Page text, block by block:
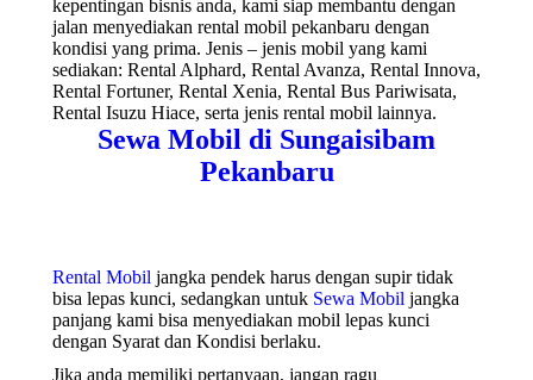
kepentingan bisnis anda, kami siap membantu dengan
jalan menyediakan rental mobil pekanbaru dengan
kondisi yang prima. Jenis – jenis mobil yang kami
sediakan: Rental Alphard, Rental Avanza, Rental Innova,
Rental Fortuner, Rental Xenia, Rental Bus Pariwisata,
Rental Isuzu Hiace, serta jenis rental mobil lainnya.
Sewa Mobil di Sungaisibam
Pekanbaru
Rental Mobil jangka pendek harus dengan supir tidak
bisa lepas kunci, sedangkan untuk Sewa Mobil jangka
panjang kami bisa menyediakan mobil lepas kunci
dengan Syarat dan Kondisi berlaku.
Jika anda memiliki pertanyaan, jangan ragu